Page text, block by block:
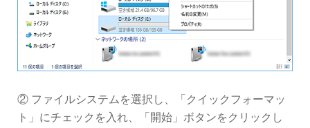
② ファイルシステムを選択し、「クイックフォーマッ
ト」にチェックを入れ、「開始」ボタンをクリックし